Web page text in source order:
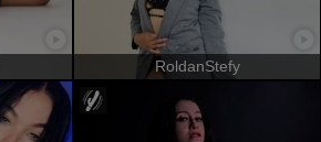
RoldanStefy